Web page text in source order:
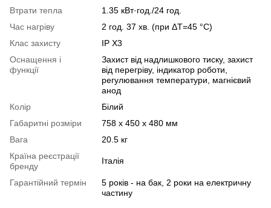
Втрати тепла
1.35 кВт·год./24 год.
Час нагріву
2 год. 37 хв. (при ΔT=45 °С)
Клас захисту
IP X3
Оснащення і
функції
Захист від надлишкового тиску, захист
від перегріву, індикатор роботи,
регулювання температури, магнієвий
анод
Колір
Білий
Габаритні розміри
758 х 450 х 480 мм
Вага
20.5 кг
Країна реєстрації
бренду
Італія
Гарантійний термін
5 років - на бак, 2 роки на електричну
частину